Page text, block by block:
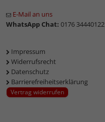
E-Mail an uns
WhatsApp Chat: 0176 34440122
Impressum
Widerrufsrecht
Datenschutz
Barrierefreiheitserklärung
Vertrag widerrufen